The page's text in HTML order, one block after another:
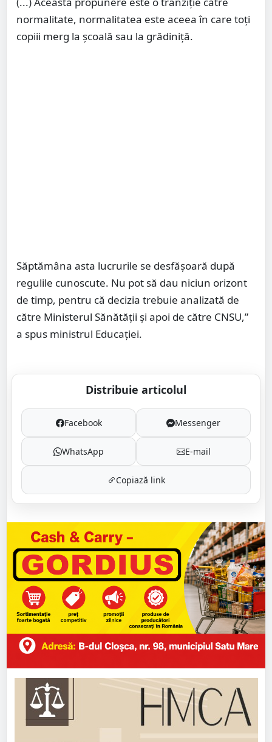
normalitate, normalitatea este aceea în care toți
copiii merg la școală sau la grădiniță.
Săptămâna asta lucrurile se desfășoară după
regulile cunoscute. Nu pot să dau niciun orizont
de timp, pentru că decizia trebuie analizată de
către Ministerul Sănătății și apoi de către CNSU,”
a spus ministrul Educației.
Distribuie articolul
Facebook Messenger
WhatsApp E-mail
Copiază link